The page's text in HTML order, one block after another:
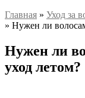
Главная » Уход за
» Нужен ли
Нужен ли
уход летом?